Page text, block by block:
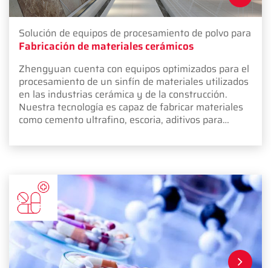
Solución de equipos de procesamiento de polvo para
Fabricación de materiales cerámicos
Zhengyuan cuenta con equipos optimizados para el
procesamiento de un sinfín de materiales utilizados
en las industrias cerámica y de la construcción.
Nuestra tecnología es capaz de fabricar materiales
como cemento ultrafino, escoria, aditivos para
humo de sílice y polvo de vidrio.